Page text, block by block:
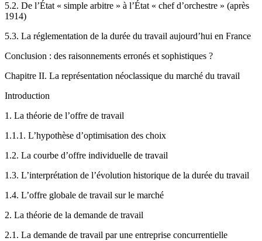
5.2. De l’État « simple arbitre » à l’État « chef d’orchestre » (après
1914)
5.3. La réglementation de la durée du travail aujourd’hui en France
Conclusion : des raisonnements erronés et sophistiques ?
Chapitre II. La représentation néoclassique du marché du travail
Introduction
1. La théorie de l’offre de travail
1.1.1. L’hypothèse d’optimisation des choix
1.2. La courbe d’offre individuelle de travail
1.3. L’interprétation de l’évolution historique de la durée du travail
1.4. L’offre globale de travail sur le marché
2. La théorie de la demande de travail
2.1. La demande de travail par une entreprise concurrentielle